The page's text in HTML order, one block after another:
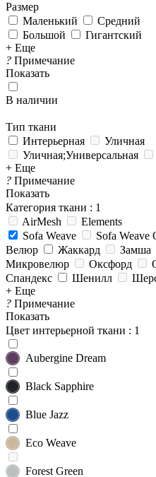
Размер
Маленький
Средний
Большой
Гигантский
+ Еще
? Примечание
Показать
В наличии
Тип ткани
Интерьерная
Уличная
Уличная;Универсальная
+ Еще
? Примечание
Показать
Категория ткани : 1
AirMesh
Elements
Sofa Weave
Sofa Weave
Велюр
Жаккард Замша
Микровелюр
Оксфорд
Спандекс
Шенилл
+ Еще
? Примечание
Показать
Цвет интерьерной ткани : 1
Aubergine Dream
Black Sapphire
Blue Jazz
Eco Weave
Forest Green